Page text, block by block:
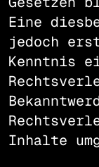
Eine
jedoch
Kenntnis
Inhalte